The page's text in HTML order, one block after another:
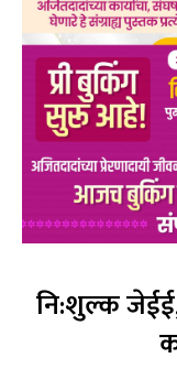
नि:शुल्क जेईई,